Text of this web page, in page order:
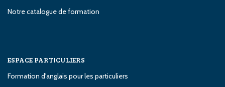
Notre catalogue de formation
ESPACE PARTICULIERS
Formation d'anglais pour les particuliers